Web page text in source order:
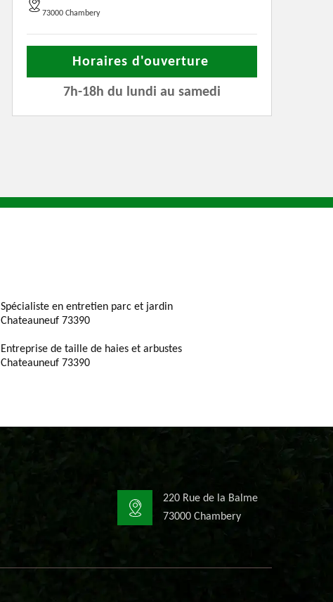
73000 Chambery
Horaires d'ouverture
7h-18h du lundi au samedi
Spécialiste en entretien parc et jardin
Chateauneuf 73390
Entreprise de taille de haies et arbustes
Chateauneuf 73390
220 Rue de la Balme
73000 Chambery